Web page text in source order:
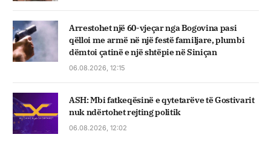
Arrestohet një 60-vjeçar nga Bogovina pasi
qëlloi me armë në një festë familjare, plumbi
dëmtoi çatinë e një shtëpie në Siniçan
06.08.2026, 12:15
ASH: Mbi fatkeqësinë e qytetarëve të Gostivarit
nuk ndërtohet rejting politik
06.08.2026, 12:02